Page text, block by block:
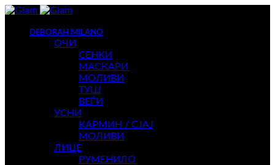
DEBORAH MILANO
ОЧИ
СЕНКИ
МАСКАРИ
МОЛИВИ
ТУШ
ВЕЃИ
УСНИ
КАРМИН / СЈАЈ
МОЛИВИ
ЛИЦЕ
РУМЕНИЛО